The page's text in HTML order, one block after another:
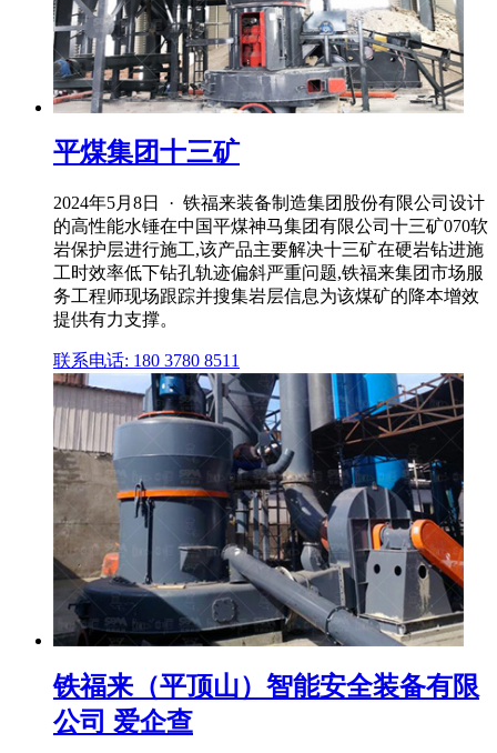
平煤集团十三矿
2024年5月8日 · 铁福来装备制造集团股份有限公司设计
的高性能水锤在中国平煤神马集团有限公司十三矿070软
岩保护层进行施工,该产品主要解决十三矿在硬岩钻进施
工时效率低下钻孔轨迹偏斜严重问题,铁福来集团市场服
务工程师现场跟踪并搜集岩层信息为该煤矿的降本增效
提供有力支撑。
联系电话: 180 3780 8511
铁福来（平顶山）智能安全装备有限
公司 爱企查